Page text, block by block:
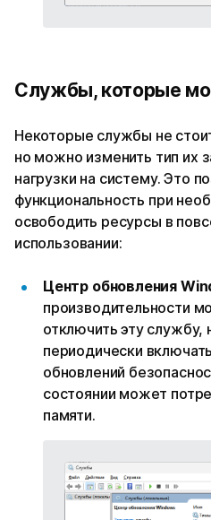
Службы, которые
Некоторые службы не
но можно изменить тип их
нагрузки на систему. Это
функциональность при
освободить ресурсы в
использовании:
Центр обновления
производительности
отключить эту службу,
периодически
обновлений
состоянии может
памяти.